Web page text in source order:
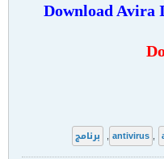
Download Avira
antivirus ,
, برنامج